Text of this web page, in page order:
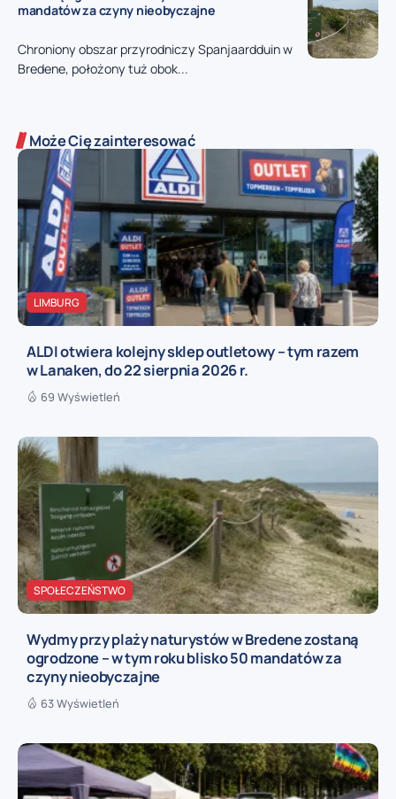
mandatów za czyny nieobyczajne
Chroniony obszar przyrodniczy Spanjaardduin w
Bredene, położony tuż obok...
Może Cię zainteresować
LIMBURG
ALDI otwiera kolejny sklep outletowy – tym razem
w Lanaken, do 22 sierpnia 2026 r.
69 Wyświetleń
SPOŁECZEŃSTWO
Wydmy przy plaży naturystów w Bredene zostaną
ogrodzone – w tym roku blisko 50 mandatów za
czyny nieobyczajne
63 Wyświetleń